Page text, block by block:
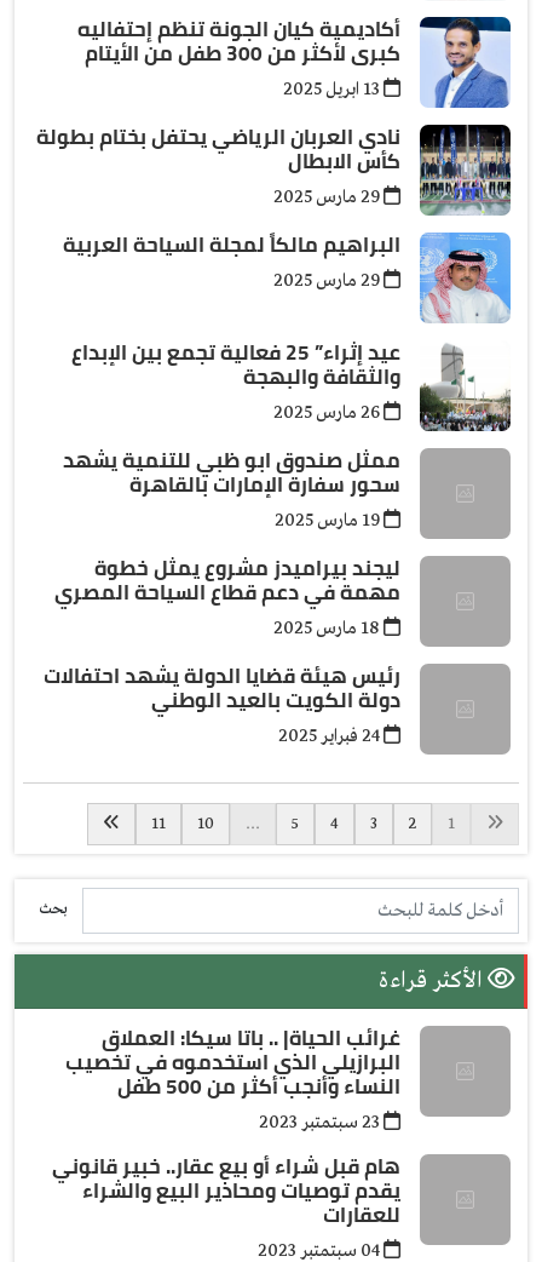
أكاديمية كيان الجونة تنظم إحتفاليه
كبرى لأكثر من 300 طفل من الأيتام
نادي العربان الرياضي يحتفل بختام بطولة
كأس الابطال
البراهيم مالكاً لمجلة السياحة العربية
عيد إثراء” 25 فعالية تجمع بين الإبداع
والثقافة والبهجة
ممثل صندوق ابو ظبي للتنمية يشهد
سحور سفارة الإمارات بالقاهرة
ليجند بيراميدز مشروع يمثل خطوة
مهمة في دعم قطاع السياحة المصري
رئيس هيئة قضايا الدولة يشهد احتفالات
دولة الكويت بالعيد الوطني
1
2
3
4
5
...
10
11
بحث
الأكثر قراءة
غرائب الحياة| .. باتا سيكا: العملاق
البرازيلي الذي استخدموه في تخصيب
النساء وأنجب أكثر من 500 طفل
هام قبل شراء أو بيع عقار.. خبير قانوني
يقدم توصيات ومحاذير البيع والشراء
للعقارات